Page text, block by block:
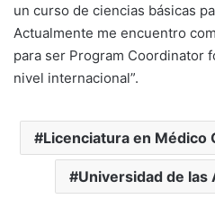
un curso de ciencias básicas
Actualmente me encuentro
para ser Program Coordinator
nivel internacional”.
Licenciatura en Médico
Universidad de las